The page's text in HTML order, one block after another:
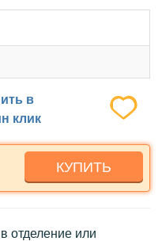
в
клик
КУПИТЬ
отделение или